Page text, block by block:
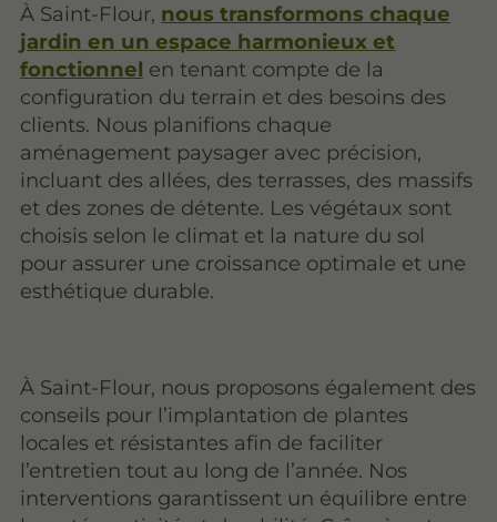
À Saint-Flour, nous transformons chaque
jardin en un espace harmonieux et
fonctionnel en tenant compte de la
configuration du terrain et des besoins des
clients. Nous planifions chaque
aménagement paysager avec précision,
incluant des allées, des terrasses, des massifs
et des zones de détente. Les végétaux sont
choisis selon le climat et la nature du sol
pour assurer une croissance optimale et une
esthétique durable.
À Saint-Flour, nous proposons également des
conseils pour l’implantation de plantes
locales et résistantes afin de faciliter
l’entretien tout au long de l’année. Nos
interventions garantissent un équilibre entre